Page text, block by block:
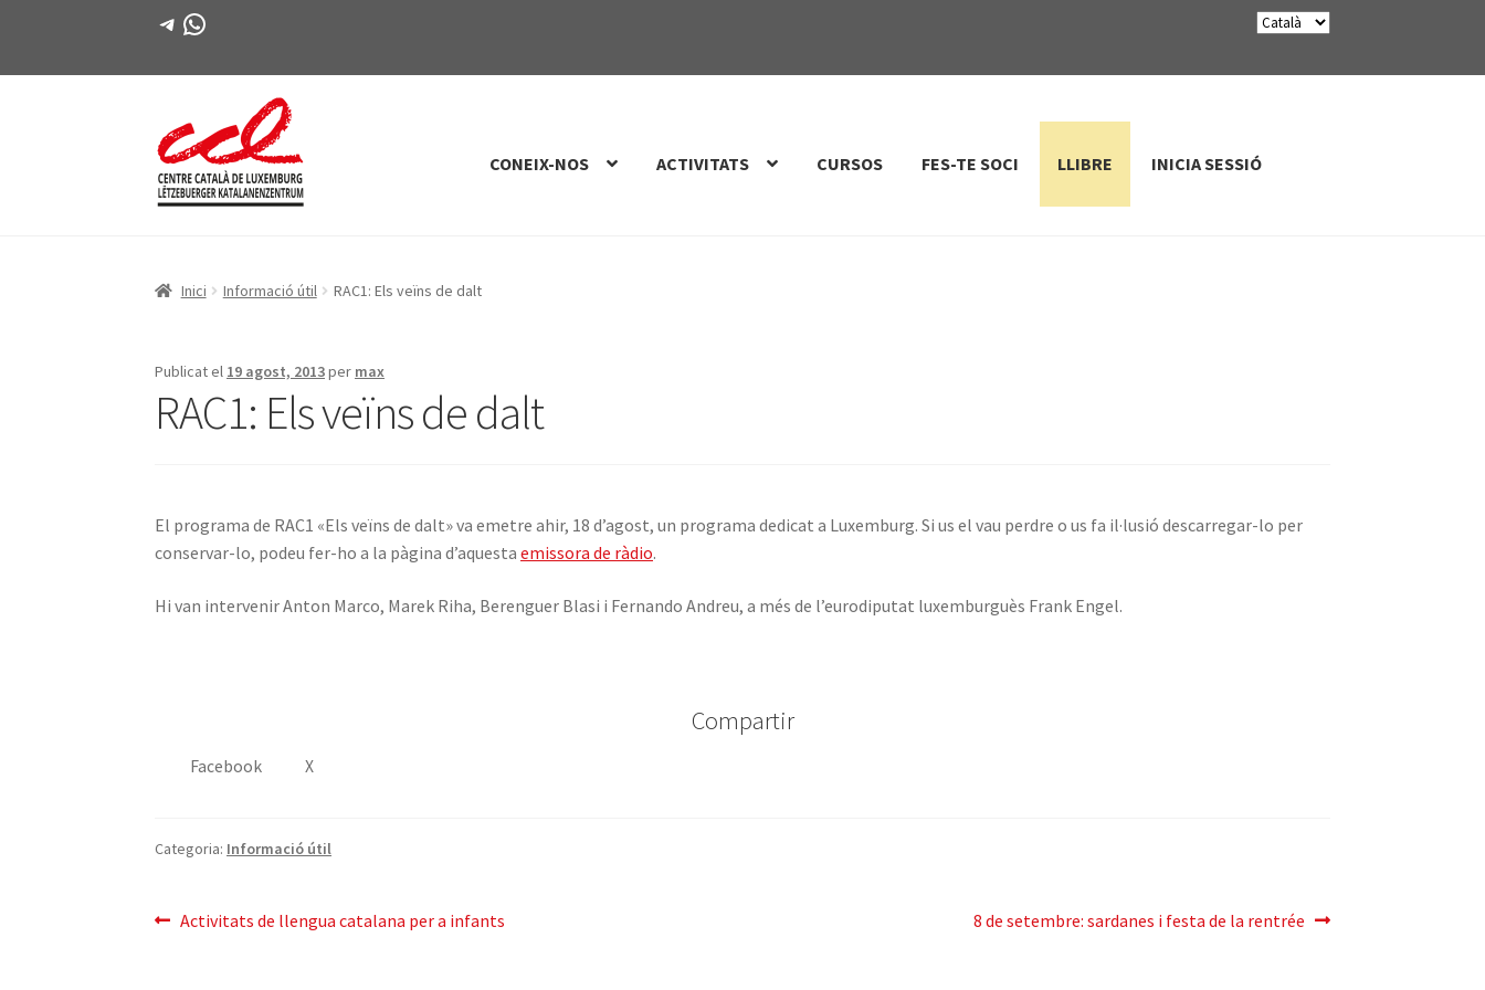
Telegram
WhatsApp
Salta
a
Vés
al
CONEIX-NOS ACTIVITATS CURSOS FES-TE SOCI LLIBRE INICIA SESSIÓ
Inici Informació útil RAC1: Els veïns de dalt
Publicat el 19 agost, 2013per max
RAC1: Els veïns de dalt
El programa de RAC1 «Els veïns de dalt» va emetre ahir, 18 d’agost, un programa dedicat a Luxemburg. Si us el vau perdre o us fa il·lusió descarregar-lo per
conservar-lo, podeu fer-ho a la pàgina d’aquestaemissora de ràdio.
Hi van intervenir Anton Marco, Marek Riha, Berenguer Blasi i Fernando Andreu, a més de l’eurodiputat luxemburguès Frank Engel.
Compartir
Facebook X
Categoria: Informació útil
Navegació
Entrada
Activitats de llengua catalana per a infants
Pròxima
8 de setembre: sardanes i festa de la rentrée